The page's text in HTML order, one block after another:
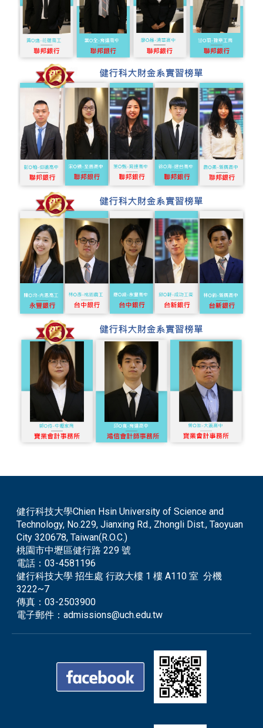
健行科技大學Chien Hsin University of Science and
Technology, No.229, Jianxing Rd., Zhongli Dist., Taoyuan
City 320678, Taiwan(R.O.C.)
桃園市中壢區健行路 229 號
電話：03-4581196
健行科技大學 招生處 行政大樓 1 樓 A110 室 分機
3222~7
傳真：03-2503900
電子郵件：admissions@uch.edu.tw